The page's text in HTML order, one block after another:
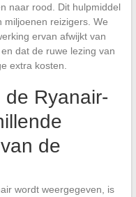
naar rood. Dit hulpmiddel
miljoenen reizigers. We
ervan afwijkt van
dat de ruwe lezing van
extra kosten.
Ryanair-
de
wordt weergegeven, is